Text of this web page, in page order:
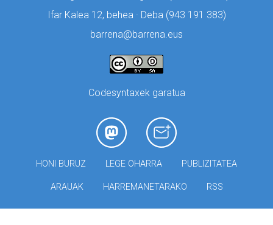
Ifar Kalea 12, behea · Deba (943 191 383)
barrena@barrena.eus
Codesyntaxek garatua
HONI BURUZ LEGE OHARRA PUBLIZITATEA
ARAUAK HARREMANETARAKO RSS